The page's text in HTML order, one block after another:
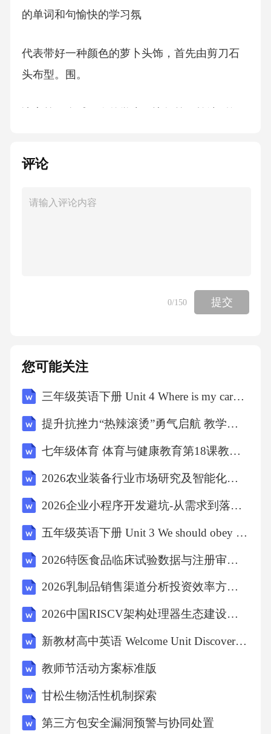
的单词和句愉快的学习氛
代表带好一种颜色的萝卜头饰，首先由剪刀石
头布型。围。
卜,代表红色萝卜的学生就喊口令，"Reddown,re
学生。没有及时反应的学生及蹲错的学生淘
终的获胜者获得奖励。再次复习巩固单词。
二、Let,schoose.
根据句子选择正确的图片。再次复习巩固颜色
词。
1.展示课文图片，并提出问题，学习讨论Whoar
e对话内容，理考查学生的听力
they?What,sthematterwiththegirl?引出课文。解并
记忆对话能力和理解、记
2.Listenandcircle内容，并圈出忆能力，在情境
评论
0/150 提交
您可能关注
三年级英语下册 Unit 4 Where is my car配教案 人教PEP
提升抗挫力“热辣滚烫”勇气启航 教学设计-2025-2026学年高中下学期主题班会
七年级体育 体育与健康教育第18课教案 人教新课标版
2026农业装备行业市场研究及智能化发展与创新投资研究报告
2026企业小程序开发避坑-从需求到落地模板与定制的选型实操步骤
五年级英语下册 Unit 3 We should obey the rules Lesson 15教案 人教精通版（三起）
2026特医食品临床试验数据与注册审批突破点解析报告
2026乳制品销售渠道分析投资效率方法发展新型规划
2026中国RISCV架构处理器生态建设进展评估
新教材高中英语 Welcome Unit Discovering Useful Structures教学设计 新人教版必修第一册
教师节活动方案标准版
甘松生物活性机制探索
第三方包安全漏洞预警与协同处置